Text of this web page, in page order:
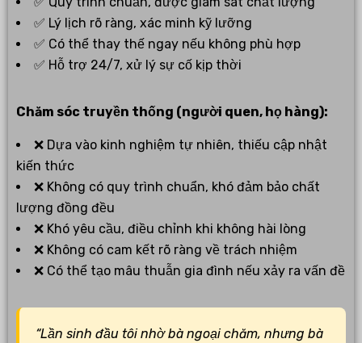
✅ Lý lịch rõ ràng, xác minh kỹ lưỡng
✅ Có thể thay thế ngay nếu không phù hợp
✅ Hỗ trợ 24/7, xử lý sự cố kịp thời
Chăm sóc truyền thống (người quen, họ hàng):
❌ Dựa vào kinh nghiệm tự nhiên, thiếu cập nhật
kiến thức
❌ Không có quy trình chuẩn, khó đảm bảo chất
lượng đồng đều
❌ Khó yêu cầu, điều chỉnh khi không hài lòng
❌ Không có cam kết rõ ràng về trách nhiệm
❌ Có thể tạo mâu thuẫn gia đình nếu xảy ra vấn đề
“Lần sinh đầu tôi nhờ bà ngoại chăm, nhưng bà